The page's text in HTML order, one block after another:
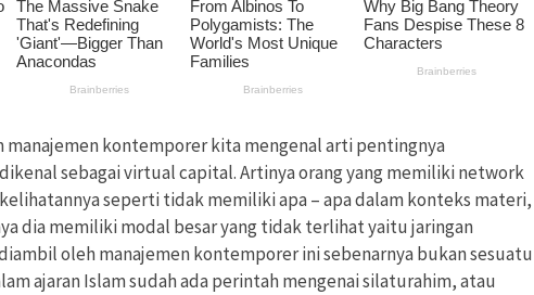
manajemen kontemporer kita mengenal arti pentingnya
sebagai virtual capital. Artinya orang yang memiliki network
seperti tidak memiliki apa – apa dalam konteks materi,
dia memiliki modal besar yang tidak terlihat yaitu jaringan
oleh manajemen kontemporer ini sebenarnya bukan sesuatu
ajaran Islam sudah ada perintah mengenai silaturahim, atau